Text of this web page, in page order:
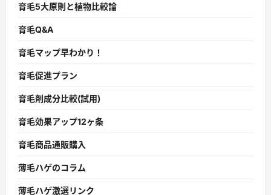
育毛5大原則と植物比較論
育毛Q&A
育毛マップ早わかり！
育毛促進プラン
育毛剤成分比較(試用)
育毛効果アップ12ヶ条
育毛商品通販購入
薄毛ハゲのコラム
薄毛ハゲ激選リンク